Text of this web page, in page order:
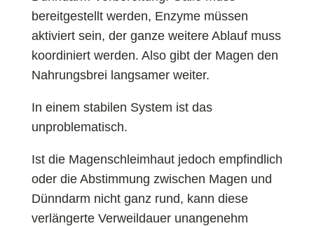
bereitgestellt werden, Enzyme müssen
aktiviert sein, der ganze weitere Ablauf muss
koordiniert werden. Also gibt der Magen den
Nahrungsbrei langsamer weiter.
In einem stabilen System ist das
unproblematisch.
Ist die Magenschleimhaut jedoch empfindlich
oder die Abstimmung zwischen Magen und
Dünndarm nicht ganz rund, kann diese
verlängerte Verweildauer unangenehm